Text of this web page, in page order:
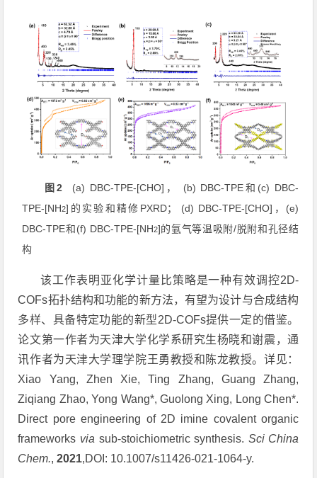
图2 (a) DBC-TPE-[CHO] ， (b) DBC-TPE 和 (c) DBC-
TPE-[NH2] 的实验和精修 PXRD； (d) DBC-TPE-[CHO] ， (e)
DBC-TPE和 (f) DBC-TPE-[NH2]的氩气等温吸附/脱附和孔径结
构
该工作表明亚化学计量比策略是一种有效调控2D-
COFs拓扑结构和功能的新方法，有望为设计与合成结构
多样、具备特定功能的新型2D-COFs提供一定的借鉴。
论文第一作者为天津大学化学系研究生杨晓和谢震，通
讯作者为天津大学理学院王勇教授和陈龙教授。详见：
Xiao Yang, Zhen Xie, Ting Zhang, Guang Zhang,
Ziqiang Zhao, Yong Wang*, Guolong Xing, Long Chen*.
Direct pore engineering of 2D imine covalent organic
frameworks via sub-stoichiometric synthesis. Sci China
Chem.,2021,DOI: 10.1007/s11426-021-1064-y.